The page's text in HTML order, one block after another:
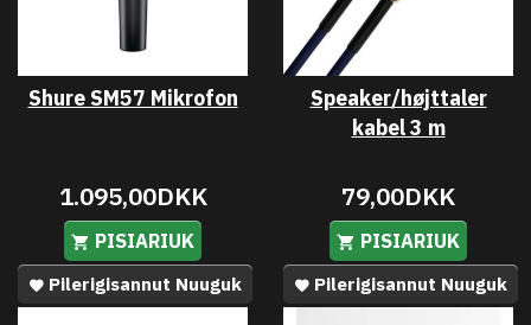
Shure SM57 Mikrofon
1.095,00DKK
PISIARIUK
Pilerigisannut Nuuguk
Speaker/højttaler
kabel 3 m
79,00DKK
PISIARIUK
Pilerigisannut Nuuguk